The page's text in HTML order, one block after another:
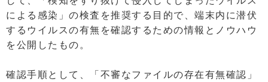
による感染」の検査を推奨する目的で、端末内に潜伏
するウイルスの有無を確認するための情報とノウハウ
を公開したもの。
確認手順として、「不審なファイルの存在有無確認」